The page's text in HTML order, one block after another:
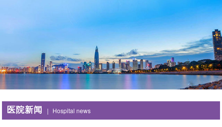
医院新闻 | Hospital news